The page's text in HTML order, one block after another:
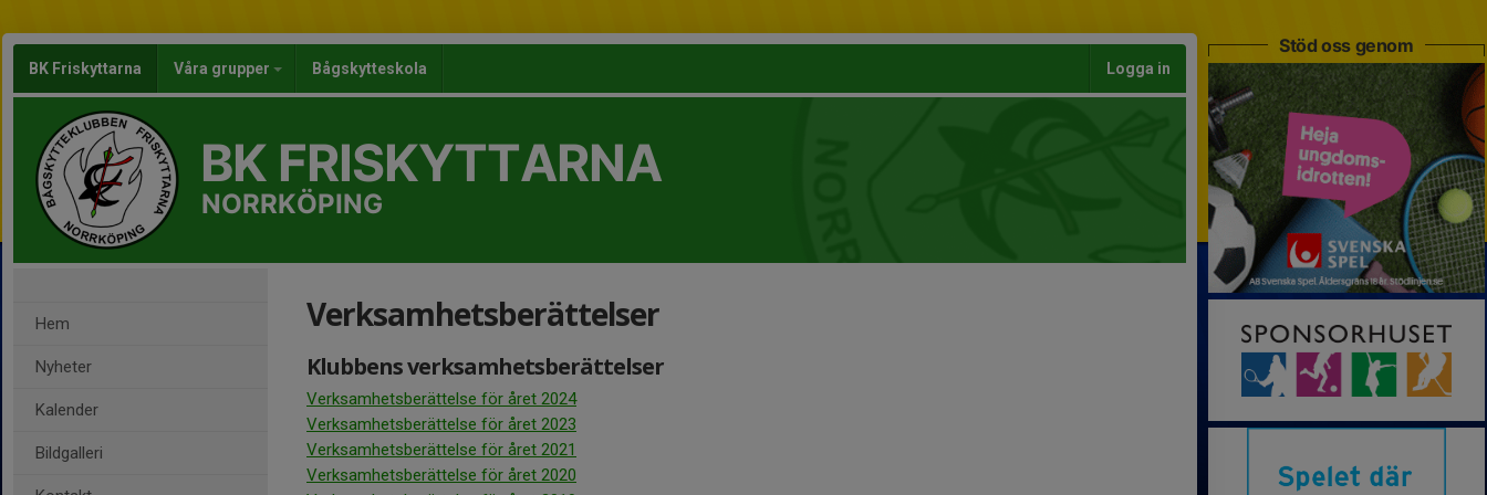
BK Friskyttarna Våra grupper Bågskytteskola Logga in
BK FRISKYTTARNA
NORRKÖPING
Hem
Nyheter
Kalender
Bildgalleri
Verksamhetsberättelser
Klubbens verksamhetsberättelser
Verksamhetsberättelse för året 2024
Verksamhetsberättelse för året 2023
Verksamhetsberättelse för året 2021
Verksamhetsberättelse för året 2020
Stöd oss genom